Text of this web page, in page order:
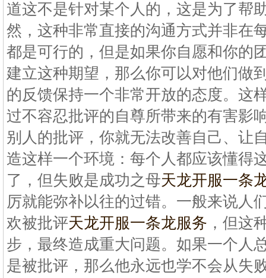
道这不是针对某个人的，这是为了帮
然，这种非常直接的沟通方式并非在
都是可行的，但是如果你自愿和你的
建立这种期望，那么你可以对他们做
的反馈保持一个非常开放的态度。这
过不容忍批评的自尊所带来的有害影
别人的批评，你就无法改善自己、让
造这样一个环境：每个人都应该懂得
了，但失败是成功之母天龙开服一条
厉就能弥补以往的过错。一般来说人
欢被批评天龙开服一条龙服务 ，但这
步，最终造成重大问题。如果一个人
是被批评，那么他永远也学不会从失